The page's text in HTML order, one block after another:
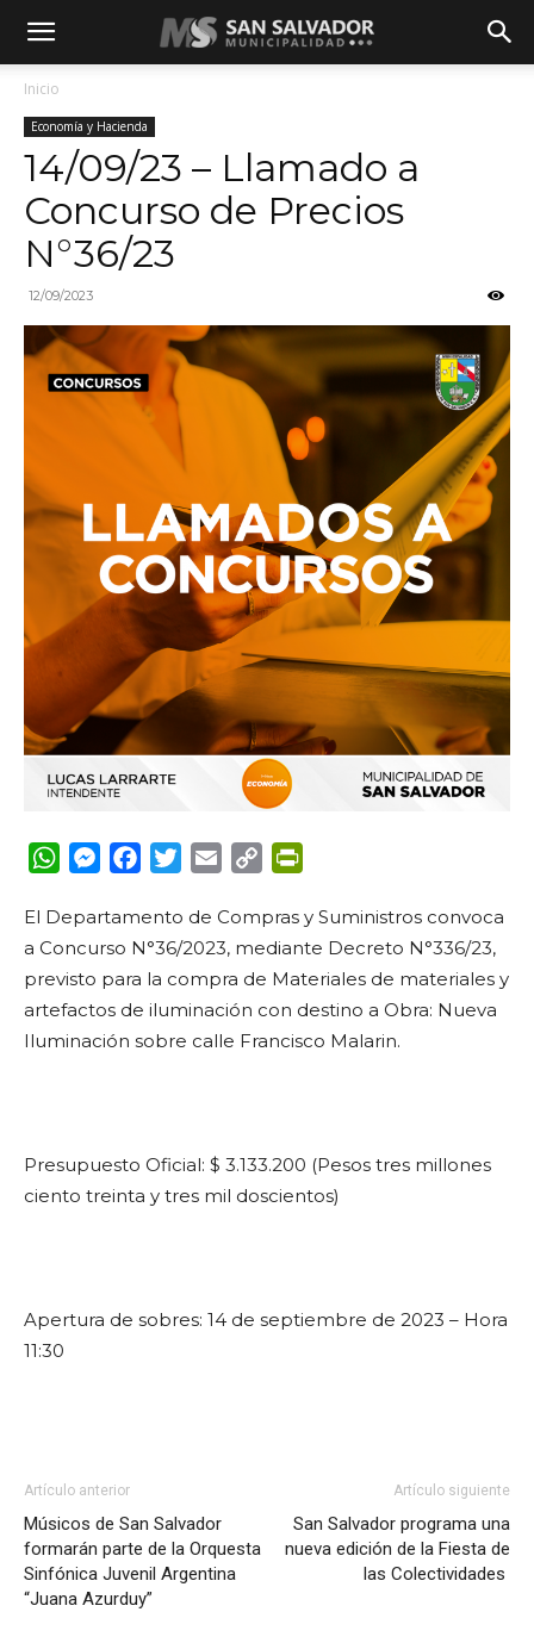
Inicio
Economía y Hacienda
14/09/23 – Llamado a
Concurso de Precios
N°36/23
12/09/2023
WhatsApp
Messenger
FacebookTwitterEmail Copy
El Departamento de Compras y Suministros convoca
a Concurso N°36/2023, mediante Decreto N°336/23,
previsto para la compra de Materiales de materiales y
artefactos de iluminación con destino a Obra: Nueva
Iluminación sobre calle Francisco Malarin.
Presupuesto Oficial: $ 3.133.200 (Pesos tres millones
ciento treinta y tres mil doscientos)
Apertura de sobres: 14 de septiembre de 2023 – Hora
11:30
Artículo anterior
Músicos de San Salvador
formarán parte de la Orquesta
Sinfónica Juvenil Argentina
“Juana Azurduy”
Artículo siguiente
San Salvador programa una
nueva edición de la Fiesta de
las Colectividades